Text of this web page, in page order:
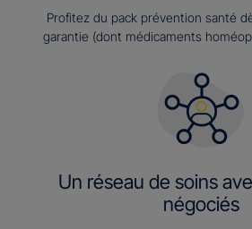
Profitez du pack prévention santé
garantie (dont médicaments
Un réseau de soins
négociés